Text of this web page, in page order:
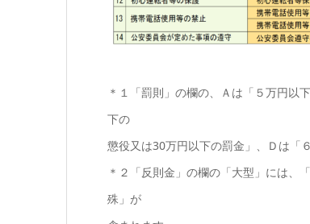
＊１「罰則」の欄の、Ａは「５万円以
下の
懲役又は30万円以下の罰金」、Ｄは「
＊２「反則金」の欄の「大型」には、
殊」が